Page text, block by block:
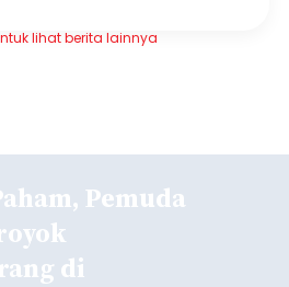
lihat berita lainnya
Pemuda
di